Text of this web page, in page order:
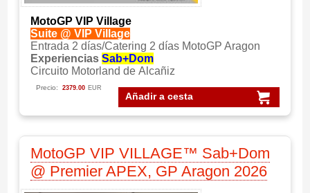
MotoGP VIP Village
Suite @ VIP Village
Entrada 2 días/Catering 2 días MotoGP Aragon
Experiencias Sab+Dom
Circuito Motorland de Alcañiz
Añadir a cesta
Precio: 2379.00 EUR
MotoGP VIP VILLAGE™ Sab+Dom
@ Premier APEX, GP Aragon 2026